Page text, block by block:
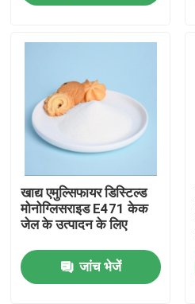
वीडियो
हमारे बारे में
कारखाना भ्रमण
खाद्य एमुल्सिफायर डिस्टिल्ड
मोनोग्लिसराइड E471 केक
जेल के उत्पादन के लिए
जांच भेजें